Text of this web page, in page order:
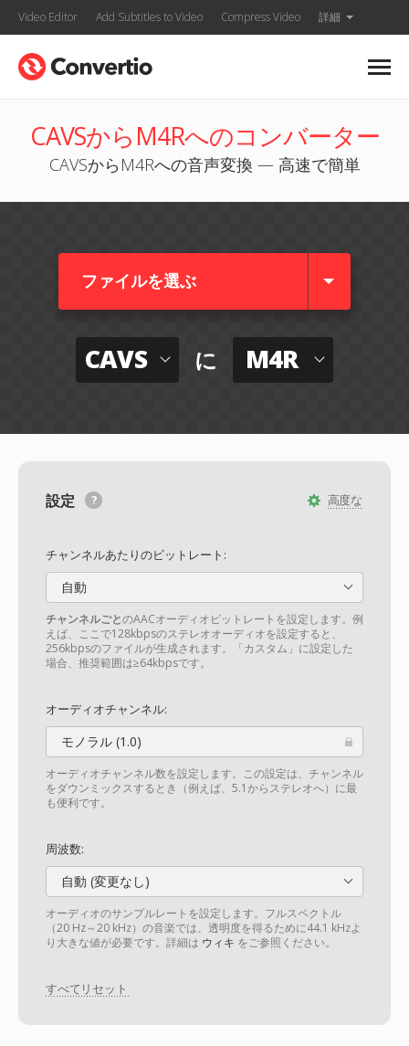
Video Editor Add Subtitles to Video Compress Video 詳細
CAVSからM4Rへのコンバーター
CAVSからM4Rへの音声変換 — 高速で簡単
ファイルを選ぶ
CAVS に M4R
高度な
設定
チャンネルあたりのビットレート:
自動
チャンネルごとのAACオーディオビットレートを設定します。例
えば、ここで128kbpsのステレオオーディオを設定すると、
256kbpsのファイルが生成されます。「カスタム」に設定した
場合、推奨範囲は≥64kbpsです。
オーディオチャンネル:
モノラル (1.0)
オーディオチャンネル数を設定します。この設定は、チャンネル
をダウンミックスするとき（例えば、5.1からステレオへ）に最
も便利です。
周波数:
自動 (変更なし)
オーディオのサンプルレートを設定します。フルスペクトル
（20 Hz～20 kHz）の音楽では、透明度を得るために44.1 kHzよ
り大きな値が必要です。詳細は ウィキ をご参照ください。
すべてリセット